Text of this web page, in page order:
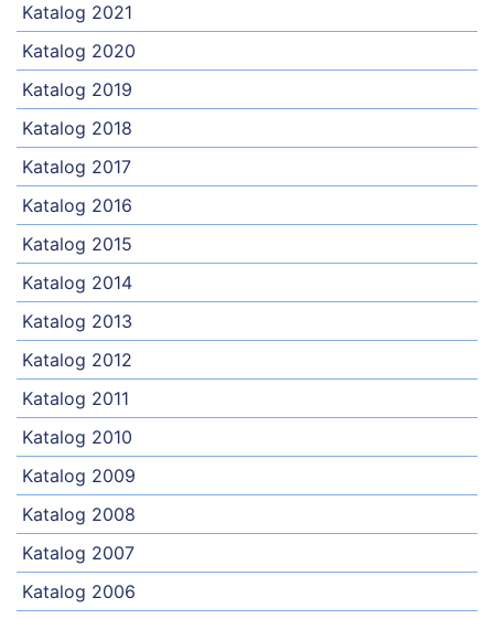
Katalog 2021
Katalog 2020
Katalog 2019
Katalog 2018
Katalog 2017
Katalog 2016
Katalog 2015
Katalog 2014
Katalog 2013
Katalog 2012
Katalog 2011
Katalog 2010
Katalog 2009
Katalog 2008
Katalog 2007
Katalog 2006